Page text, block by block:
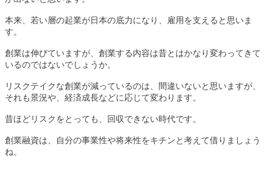
本来、若い層の起業が日本の底力になり、雇用を支えると思いま
す。
創業は伸びていますが、創業する内容は昔とはかなり変わってきて
いるのではないでしょうか。
リスクテイクな創業が減っているのは、間違いないと思いますが、
それも景況や、経済成長などに応じて変わります。
昔ほどリスクをとっても、回収できない時代です。
創業融資は、自分の事業性や将来性をキチンと考えて借りましょう
ね。